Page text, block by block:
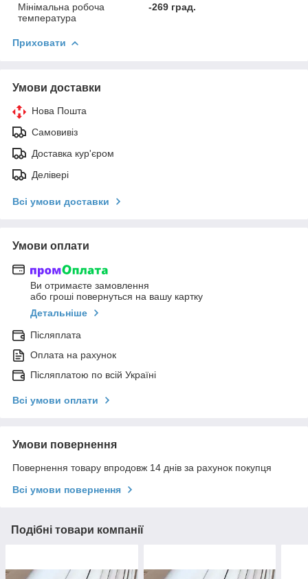
Мінімальна робоча
температура
-269 град.
Приховати
Умови доставки
Нова Пошта
Самовивіз
Доставка кур'єром
Делівері
Всі умови доставки
Умови оплати
Ви отримаєте замовлення
або гроші повернуться на вашу картку
Детальніше
Післяплата
Оплата на рахунок
Післяплатою по всій Україні
Всі умови оплати
Умови повернення
Повернення товару впродовж 14 днів за рахунок покупця
Всі умови повернення
Подібні товари компанії